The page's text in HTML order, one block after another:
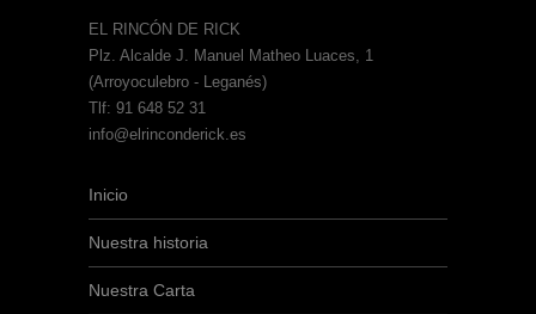
EL RINCÓN DE RICK
Plz. Alcalde J. Manuel Matheo Luaces, 1
(Arroyoculebro - Leganés)
Tlf: 91 648 52 31
info@elrinconderick.es
Inicio
Nuestra historia
Nuestra Carta